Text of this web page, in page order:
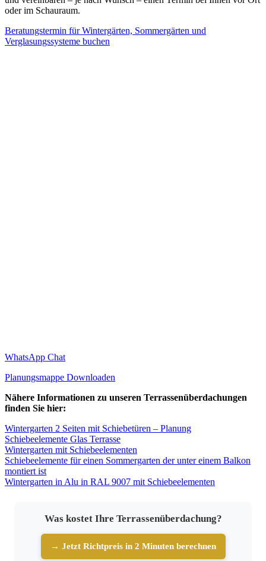
oder im Schauraum.
Beratungstermin für Wintergärten, Sommergärten und
Verglasungssysteme buchen
WhatsApp Chat
Planungsmappe Downloaden
Nähere Informationen zu unseren Terrassenüberdachungen
finden Sie hier:
Wintergarten 2 Seiten mit Schiebetüren – Planung
Schiebeelemente Glas Terrasse
Wintergarten mit Schiebeelementen
Schiebeelemente für einen Sommergarten der unter einem Balkon
montiert ist
Wintergarten in Alu in RAL 9007 mit Schiebeelementen
Was kostet Ihre Terrassenüberdachung?
→ Jetzt Richtpreis in 2 Minuten berechnen